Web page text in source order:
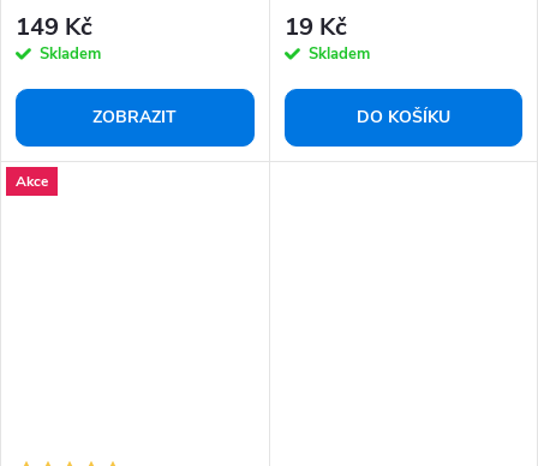
149 Kč
Skladem
ZOBRAZIT
19 Kč
Skladem
DO KOŠÍKU
Akce